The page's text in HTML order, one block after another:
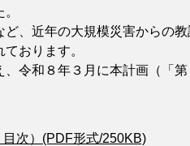
、近年の大規模災害からの
おります。
令和８年３月に本計画（
次）(PDF形式/250KB)